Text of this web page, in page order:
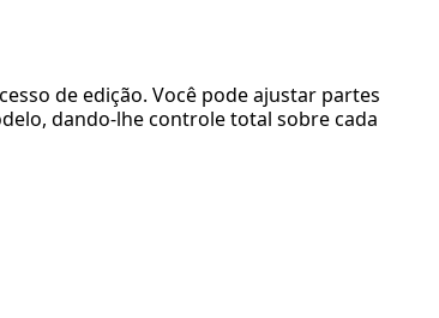
de edição. Você pode ajustar partes
dando-lhe controle total sobre cada